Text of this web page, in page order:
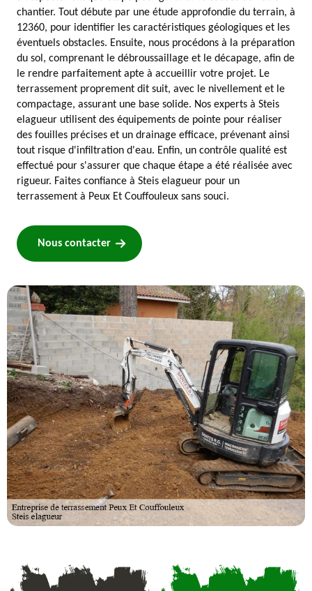
chantier. Tout débute par une étude approfondie du terrain, à
12360, pour identifier les caractéristiques géologiques et les
éventuels obstacles. Ensuite, nous procédons à la préparation
du sol, comprenant le débroussaillage et le décapage, afin de
le rendre parfaitement apte à accueillir votre projet. Le
terrassement proprement dit suit, avec le nivellement et le
compactage, assurant une base solide. Nos experts à Steis
elagueur utilisent des équipements de pointe pour réaliser
des fouilles précises et un drainage efficace, prévenant ainsi
tout risque d'infiltration d'eau. Enfin, un contrôle qualité est
effectué pour s'assurer que chaque étape a été réalisée avec
rigueur. Faites confiance à Steis elagueur pour un
terrassement à Peux Et Couffouleux sans souci.
Nous contacter